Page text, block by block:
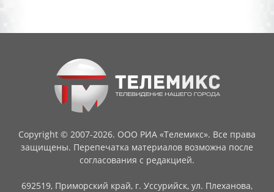
Copyright © 2007-2026. ООО РИА «Телемикс». Все права
защищены. Перепечатка материалов возможна после
согласования с редакцией.
692519, Приморский край, г. Уссурийск, ул. Плеханова,